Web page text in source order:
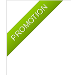
PROMOTION